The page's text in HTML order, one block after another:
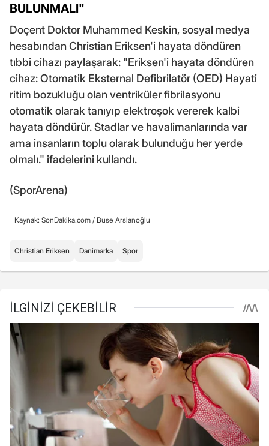
BULUNMALI"
Doçent Doktor Muhammed Keskin, sosyal medya
hesabından Christian Eriksen'i hayata döndüren
tıbbi cihazı paylaşarak: "Eriksen'i hayata döndüren
cihaz: Otomatik Eksternal Defibrilatör (OED) Hayati
ritim bozukluğu olan ventriküler fibrilasyonu
otomatik olarak tanıyıp elektroşok vererek kalbi
hayata döndürür. Stadlar ve havalimanlarında var
ama insanların toplu olarak bulunduğu her yerde
olmalı." ifadelerini kullandı.
(SporArena)
Kaynak: SonDakika.com / Buse Arslanoğlu
Christian Eriksen Danimarka Spor